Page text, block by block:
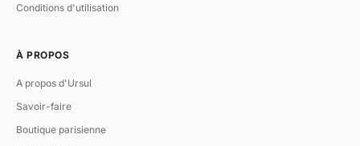
Conditions d'utilisation
À PROPOS
A propos d'Ursul
Savoir-faire
Boutique parisienne